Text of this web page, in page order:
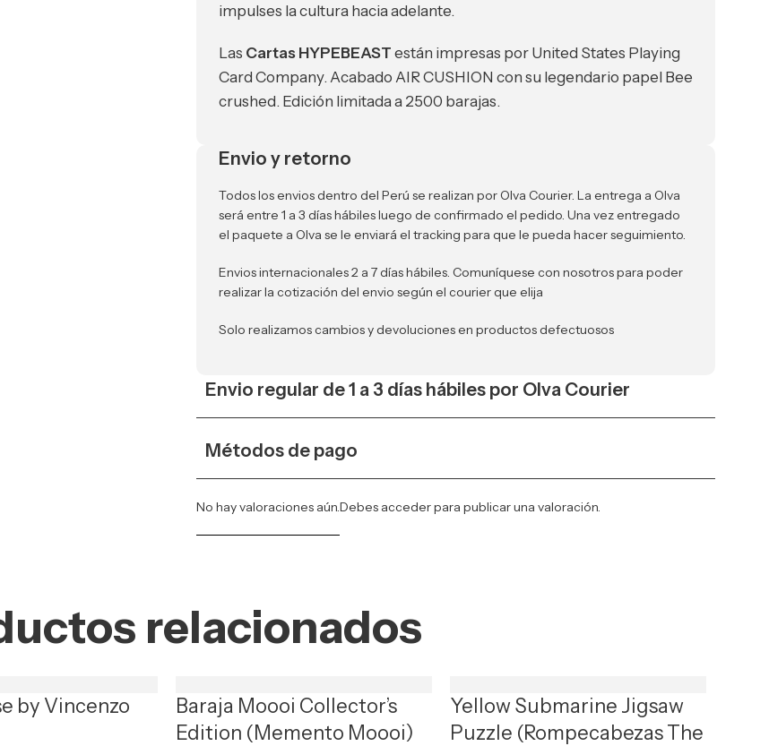
impulses la cultura hacia adelante.
Las Cartas HYPEBEAST están impresas por United States Playing
Card Company. Acabado AIR CUSHION con su legendario papel Bee
crushed. Edición limitada a 2500 barajas.
Envio y retorno
Todos los envios dentro del Perú se realizan por Olva Courier. La entrega a Olva
será entre 1 a 3 días hábiles luego de confirmado el pedido. Una vez entregado
el paquete a Olva se le enviará el tracking para que le pueda hacer seguimiento.
Envios internacionales 2 a 7 días hábiles. Comuníquese con nosotros para poder
realizar la cotización del envio según el courier que elija
Solo realizamos cambios y devoluciones en productos defectuosos
Envio regular de 1 a 3 días hábiles por Olva Courier
Métodos de pago
No hay valoraciones aún.Debes accederpara publicar una valoración.
relacionados
by Vincenzo
Baraja Moooi Collector’s
Edition (Memento Moooi)
Yellow Submarine Jigsaw
Puzzle (Rompecabezas The